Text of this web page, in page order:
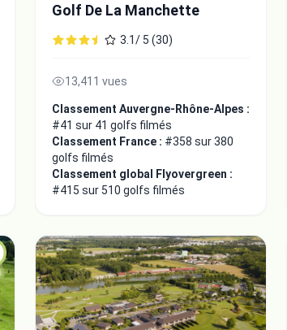
Golf De La Manchette
3.1/ 5 (30)
13,411 vues
Classement Auvergne-Rhône-Alpes :
#41 sur 41 golfs filmés
Classement France : #358 sur 380
golfs filmés
Classement global Flyovergreen :
#415 sur 510 golfs filmés